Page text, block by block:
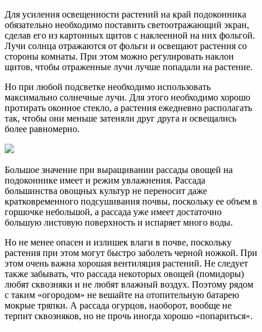
Для усиления освещенности растений на край подоконника
обязательно необходимо поставить светоотражающий экран,
сделав его из картонных щитов с наклеенной на них фольгой.
Лучи солнца отражаются от фольги и освещают растения со
стороны комнаты. При этом можно регулировать наклон
щитов, чтобы отраженные лучи лучше попадали на растение.
Но при любой подсветке необходимо использовать
максимально солнечные лучи. Для этого необходимо хорошо
протирать оконное стекло, а растения ежедневно располагать
так, чтобы они меньше затеняли друг друга и освещались
более равномерно.
Большое значение при выращивании рассады овощей на
подоконнике имеет и режим увлажнения. Рассада
большинства овощных культур не переносит даже
кратковременного подсушивания почвы, поскольку ее объем в
горшочке небольшой, а рассада уже имеет достаточно
большую листовую поверхность и испаряет много воды.
Но не менее опасен и излишек влаги в почве, поскольку
растения при этом могут быстро заболеть черной ножкой. При
этом очень важна хорошая вентиляция растений. Не следует
также забывать, что рассада некоторых овощей (помидоры)
любят сквозняки и не любят влажный воздух. Поэтому рядом
с таким «огородом» не вешайте на отопительную батарею
мокрые тряпки. А рассада огурцов, наоборот, вообще не
терпит сквозняков, но не прочь иногда хорошо «попариться».